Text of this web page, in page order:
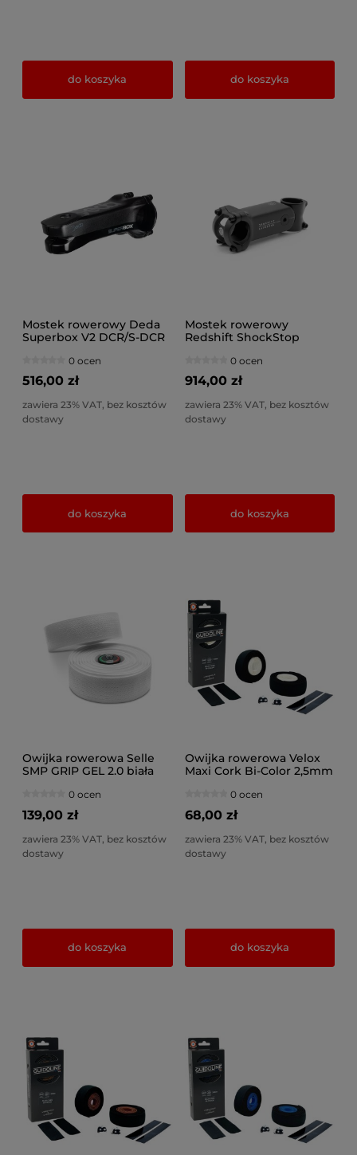
do koszyka do koszyka
Mostek rowerowy Deda
Superbox V2 DCR/S-DCR
0 ocen
516,00 zł
zawiera 23% VAT, bez kosztów
dostawy
do koszyka
Mostek rowerowy
Redshift ShockStop
0 ocen
914,00 zł
zawiera 23% VAT, bez kosztów
dostawy
do koszyka
Owijka rowerowa Selle
SMP GRIP GEL 2.0 biała
0 ocen
139,00 zł
zawiera 23% VAT, bez kosztów
dostawy
do koszyka
Owijka rowerowa Velox
Maxi Cork Bi-Color 2,5mm
0 ocen
68,00 zł
zawiera 23% VAT, bez kosztów
dostawy
do koszyka